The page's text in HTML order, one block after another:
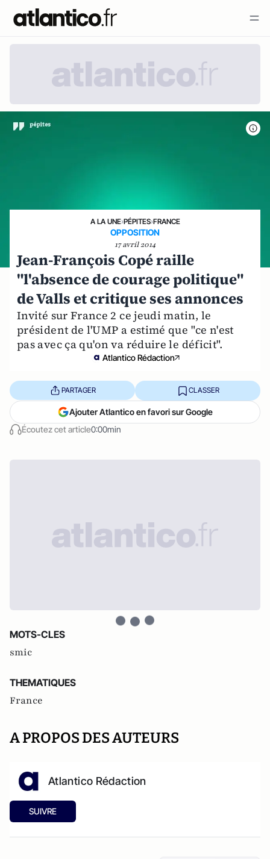
A LA UNE›PÉPITES›FRANCE
OPPOSITION
17 avril 2014
Jean-François Copé raille
"l'absence de courage politique"
de Valls et critique ses annonces
Invité sur France 2 ce jeudi matin, le
président de l'UMP a estimé que "ce n'est
pas avec ça qu'on va réduire le déficit".
Atlantico Rédaction
Écoutez cet article0:00min
PARTAGER CLASSER
Ajouter Atlantico en favori sur Google
MOTS-CLES
smic
THEMATIQUES
France
A PROPOS DES AUTEURS
Atlantico Rédaction
SUIVRE